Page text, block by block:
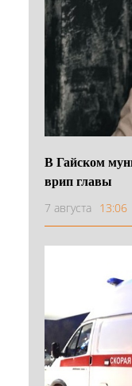
В Гайском
врип главы
7 августа 13:06